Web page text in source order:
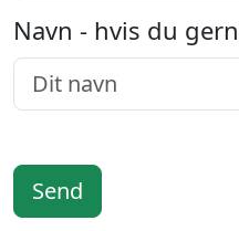
Navn - hvis du
Send